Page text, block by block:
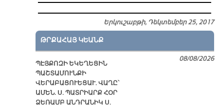
Երկուշաբթի, Դեկտեմբեր 25, 2017
ԹՐՔԱՀԱՅ ԿԵԱՆՔ
ՊԷՅՔՈԶԻ ԵԿԵՂԵՑԻՆ
ՊԱՇՏԱՄՈՒՆՔԻ
ՎԵՐԱԲԱՑՈՒԵՑԱՒ. ՎԱՂԸ՝
ԱՄԵՆ. Ս. ՊԱՏՐԻԱՐՔ ՀՕՐ
ՁԵՌԱՄԲ ԱՆԴՐԱՆԻԿ Ս.
08/08/2026